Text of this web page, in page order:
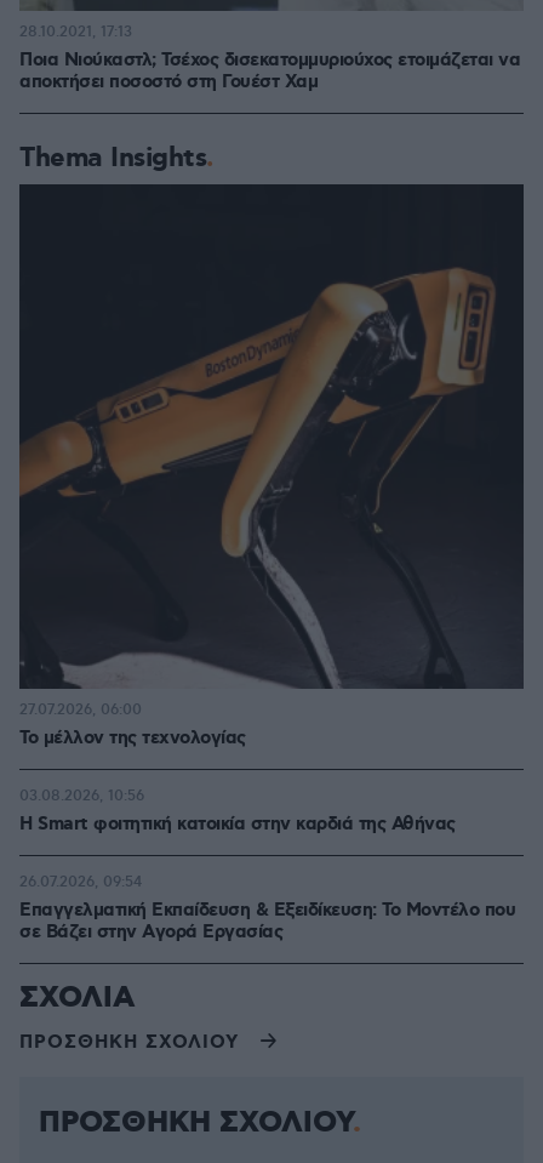
Ποια Νιούκαστλ; Τσέχος δισεκατομμυριούχος ετοιμάζεται να
αποκτήσει ποσοστό στη Γουέστ Χαμ
28.10.2021, 17:13
Thema Insights
Το μέλλον της τεχνολογίας
27.07.2026, 06:00
Η Smart φοιτητική κατοικία στην καρδιά της Αθήνας
03.08.2026, 10:56
Επαγγελματική Εκπαίδευση & Εξειδίκευση: Το Mοντέλο που
σε Bάζει στην Aγορά Eργασίας
26.07.2026, 09:54
ΣΧΟΛΙΑ
ΠΡΟΣΘΗΚΗ ΣΧΟΛΙΟΥ
ΠΡΟΣΘΗΚΗ ΣΧΟΛΙΟΥ